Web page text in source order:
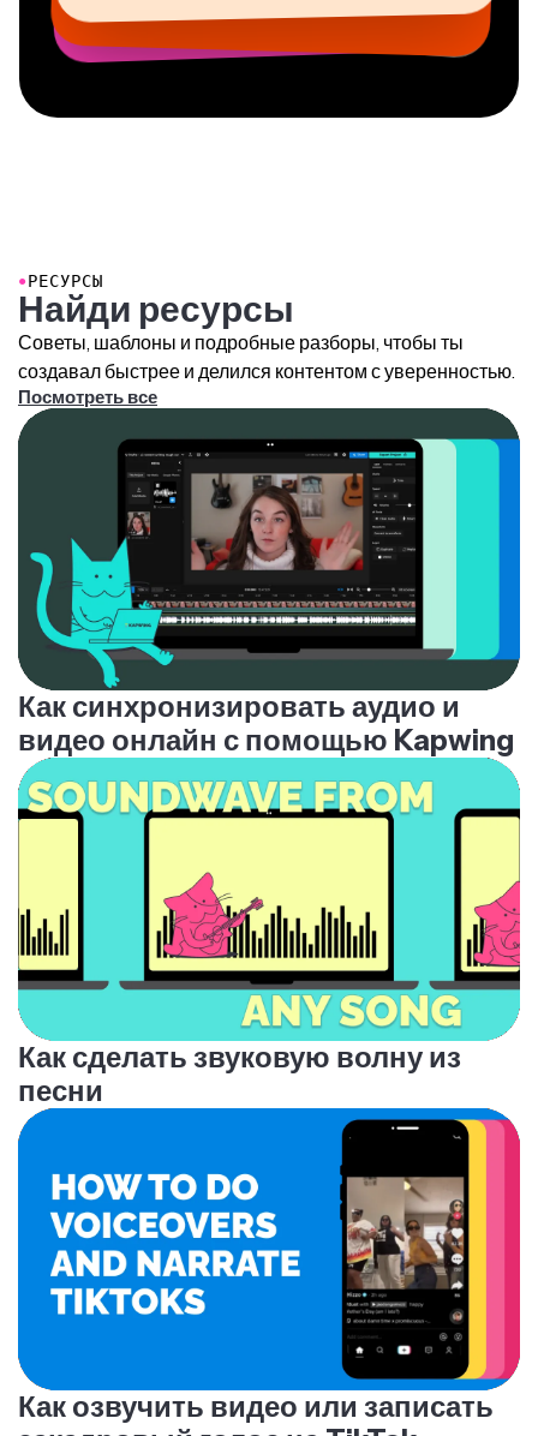
Найди ресурсы
Советы, шаблоны и подробные разборы, чтобы ты
создавал быстрее и делился контентом с уверенностью.
Посмотреть все
Как синхронизировать аудио и
видео онлайн с помощью Kapwing
Как сделать звуковую волну из
песни
Как озвучить видео или записать
закадровый голос на TikTok